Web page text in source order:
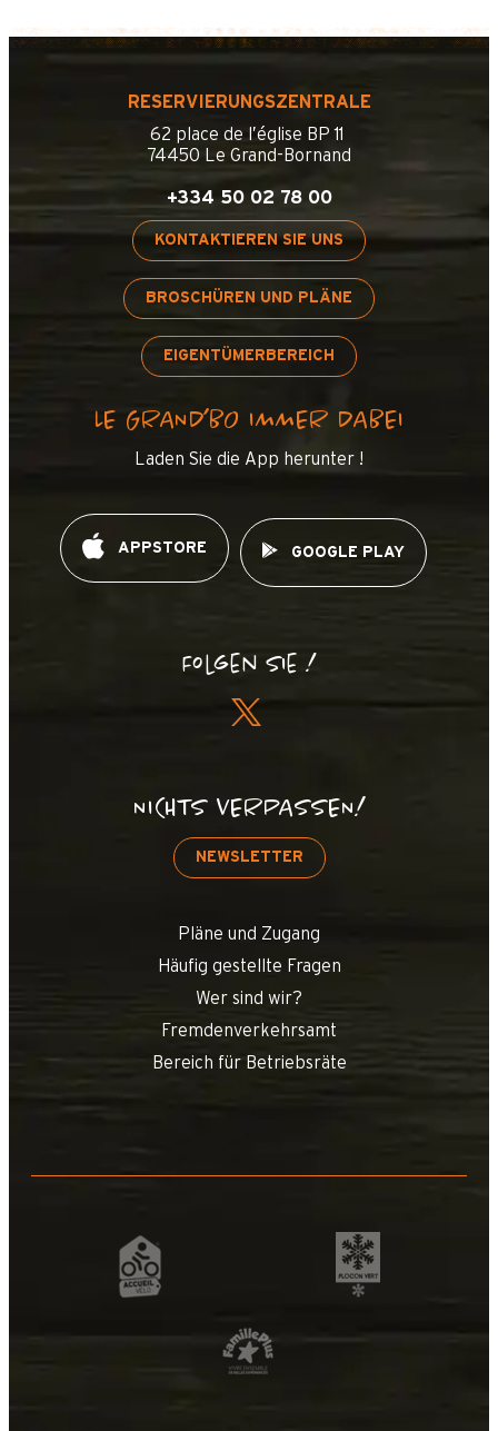
RESERVIERUNGSZENTRALE
62 place de l’église BP 11
74450 Le Grand-Bornand
+334 50 02 78 00
KONTAKTIEREN SIE UNS
BROSCHÜREN UND PLÄNE
EIGENTÜMERBEREICH
LE GRAND’BO IMMER DABEI
Laden Sie die App herunter !
APPSTORE GOOGLE PLAY
Folgen Sie !
NICHTS VERPASSEN!
NEWSLETTER
Pläne und Zugang
Häufig gestellte Fragen
Wer sind wir?
Fremdenverkehrsamt
Bereich für Betriebsräte